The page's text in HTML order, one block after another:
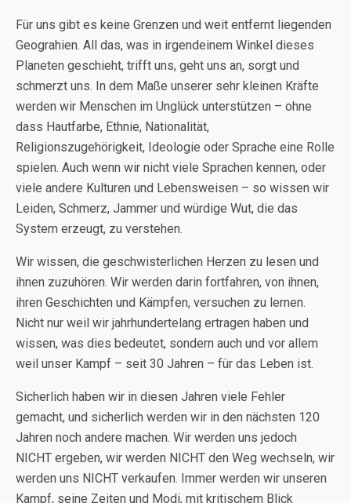
Für uns gibt es keine Grenzen und weit entfernt liegenden
Geograhien. All das, was in irgendeinem Winkel dieses
Planeten geschieht, trifft uns, geht uns an, sorgt und
schmerzt uns. In dem Maße unserer sehr kleinen Kräfte
werden wir Menschen im Unglück unterstützen – ohne
dass Hautfarbe, Ethnie, Nationalität,
Religionszugehörigkeit, Ideologie oder Sprache eine Rolle
spielen. Auch wenn wir nicht viele Sprachen kennen, oder
viele andere Kulturen und Lebensweisen – so wissen wir
Leiden, Schmerz, Jammer und würdige Wut, die das
System erzeugt, zu verstehen.
Wir wissen, die geschwisterlichen Herzen zu lesen und
ihnen zuzuhören. Wir werden darin fortfahren, von ihnen,
ihren Geschichten und Kämpfen, versuchen zu lernen.
Nicht nur weil wir jahrhundertelang ertragen haben und
wissen, was dies bedeutet, sondern auch und vor allem
weil unser Kampf – seit 30 Jahren – für das Leben ist.
Sicherlich haben wir in diesen Jahren viele Fehler
gemacht, und sicherlich werden wir in den nächsten 120
Jahren noch andere machen. Wir werden uns jedoch
NICHT ergeben, wir werden NICHT den Weg wechseln, wir
werden uns NICHT verkaufen. Immer werden wir unseren
Kampf, seine Zeiten und Modi, mit kritischem Blick